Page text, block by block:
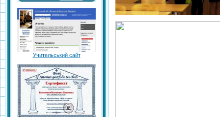
Учительський сайт